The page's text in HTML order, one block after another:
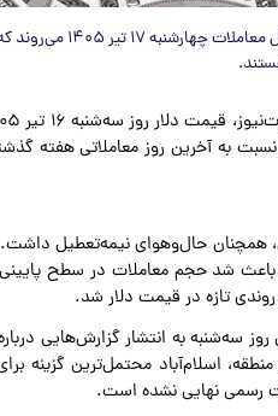
بازارهای ارز و طلا
به آخرین روز معاملاتی هفته
همچنان حال‌وهوای نیمه‌تعطیل داشت.
شد حجم معاملات در سطح
تازه در قیمت دلار شد.
سه‌شنبه به انتشار گزارش‌هایی
اسلام‌آباد محتمل‌ترین گزینه
رسمی نهایی نشده است.